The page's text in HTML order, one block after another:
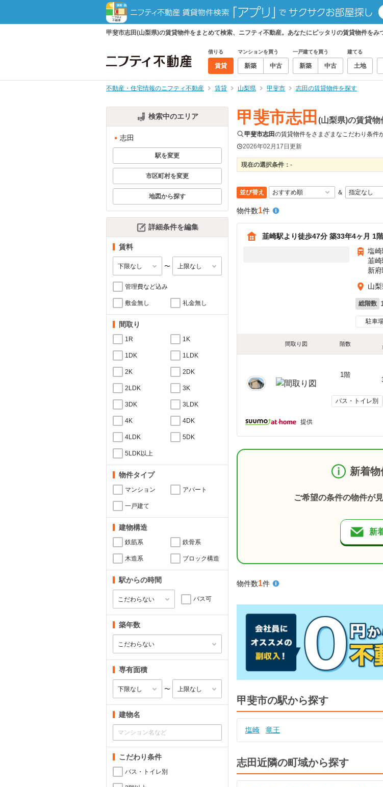
甲斐市志田(山梨県)の賃貸物件をまとめて検索、ニフティ不動産。あなたにピッタリの賃貸物件をみ
借りる
賃貸
マンションを買う
新築 中古
一戸建てを買う
新築 中古
建てる
土地
不動産・住宅情報のニフティ不動産 賃貸 山梨県 甲斐市 志田の賃貸物件を探す
検索中のエリア
志田
駅を変更
市区町村を変更
地図から探す
詳細条件を編集
賃料
〜
管理費など込み
敷金無し 礼金無し
間取り
1R 1K
1DK 1LDK
2K 2DK
2LDK 3K
3DK 3LDK
4K 4DK
4LDK 5DK
5LDK以上
物件タイプ
マンション アパート
一戸建て
建物構造
鉄筋系 鉄骨系
木造系 ブロック構造
駅からの時間
バス可
築年数
専有面積
〜
建物名
こだわり条件
バス・トイレ別
甲斐市志田 (山梨県)の賃貸物
甲斐市志田の賃貸物件をさまざまなこだわり条件
2026年02月17日更新
現在の選択条件： -
並び替え ＆
物件数1件
韮崎駅より徒歩47分 築33年4ヶ月 1
塩
韮
新
山
総階数
駐車
間取り図 階数
1階
バス・トイレ別
提供
新着
ご希望の条件の物件が
新
物件数1件
甲斐市の駅から探す
塩崎 竜王
志田近隣の町域から探す